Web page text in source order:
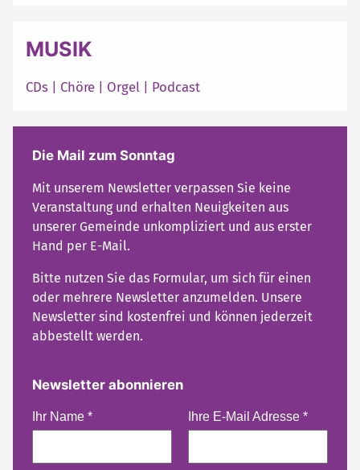
MUSIK
CDs Chöre Orgel Podcast
Die Mail zum Sonntag
Mit unserem Newsletter verpassen Sie keine
Veranstaltung und erhalten Neuigkeiten aus
unserer Gemeinde unkompliziert und aus erster
Hand per E-Mail.
Bitte nutzen Sie das Formular, um sich für einen
oder mehrere Newsletter anzumelden. Unsere
Newsletter sind kostenfrei und können jederzeit
abbestellt werden.
Newsletter abonnieren
Ihr Name * Ihre E-Mail Adresse *